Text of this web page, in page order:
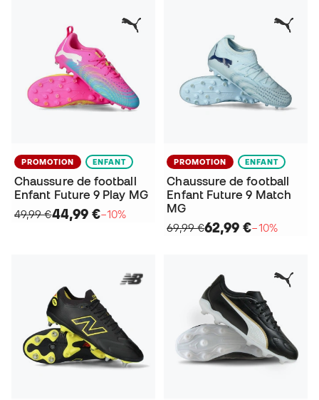
PROMOTION ENFANT
Chaussure de football
Enfant Future 9 Play MG
49,99 €44,99 €−10%
PROMOTION ENFANT
Chaussure de football
Enfant Future 9 Match
MG
69,99 €62,99 €−10%